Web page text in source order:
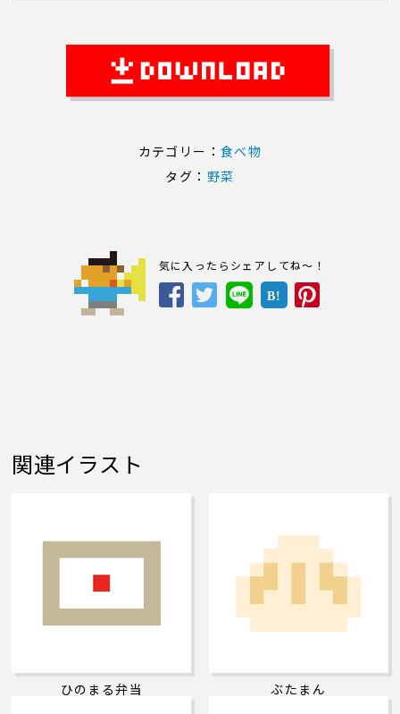
カテゴリー：食べ物
タグ： 野菜
気に入ったらシェアしてね～！
B!
関連イラスト
ひのまる弁当 ぶたまん